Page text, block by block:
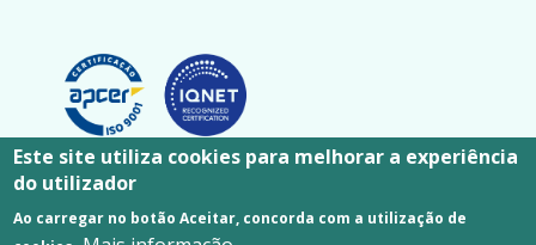
© Taviraverde - Empresa Municipal de Ambiente, E.M. -
Todos os direitos reservados
Este site utiliza cookies para melhorar a experiência
do utilizador
Ao carregar no botão Aceitar, concorda com a utilização de